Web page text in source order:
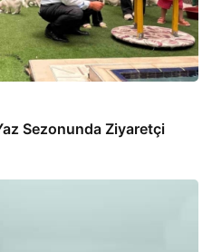
Sezonunda Ziyaretçi